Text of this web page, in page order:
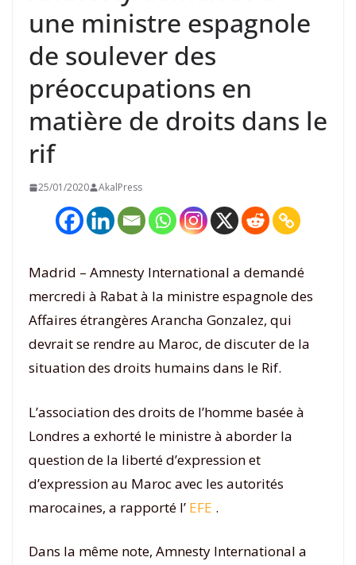
une ministre espagnole
de soulever des
préoccupations en
matière de droits dans le
rif
25/01/2020 AkalPress
Madrid – Amnesty International a demandé
mercredi à Rabat à la ministre espagnole des
Affaires étrangères Arancha Gonzalez, qui
devrait se rendre au Maroc, de discuter de la
situation des droits humains dans le Rif.
L’association des droits de l’homme basée à
Londres a exhorté le ministre à aborder la
question de la liberté d’expression et
d’expression au Maroc avec les autorités
marocaines, a rapporté l’ EFE .
Dans la même note, Amnesty International a